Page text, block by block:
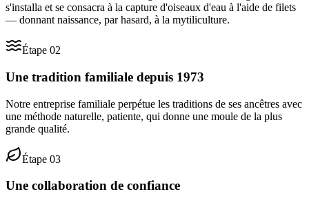
s'installa et se consacra à la capture d'oiseaux d'eau à l'aide de filets
— donnant naissance, par hasard, à la mytiliculture.
Étape 02
Une tradition familiale depuis 1973
Notre entreprise familiale perpétue les traditions de ses ancêtres avec
une méthode naturelle, patiente, qui donne une moule de la plus
grande qualité.
Étape 03
Une collaboration de confiance